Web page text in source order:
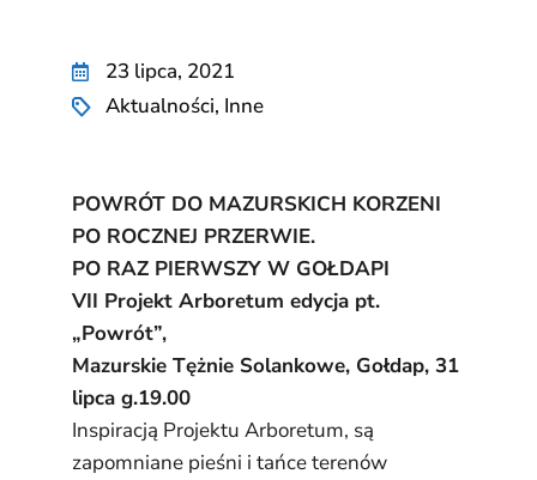
23 lipca, 2021
Aktualności, Inne
POWRÓT DO MAZURSKICH KORZENI
PO ROCZNEJ PRZERWIE.
PO RAZ PIERWSZY W GOŁDAPI
VII Projekt Arboretum edycja pt.
„Powrót”,
Mazurskie Tężnie Solankowe, Gołdap, 31
lipca g.19.00
Inspiracją Projektu Arboretum, są
zapomniane pieśni i tańce terenów